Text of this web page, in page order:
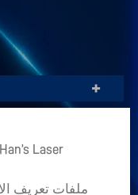
+
سياسة ملفات تعريف الارتباط في Han’s Laser